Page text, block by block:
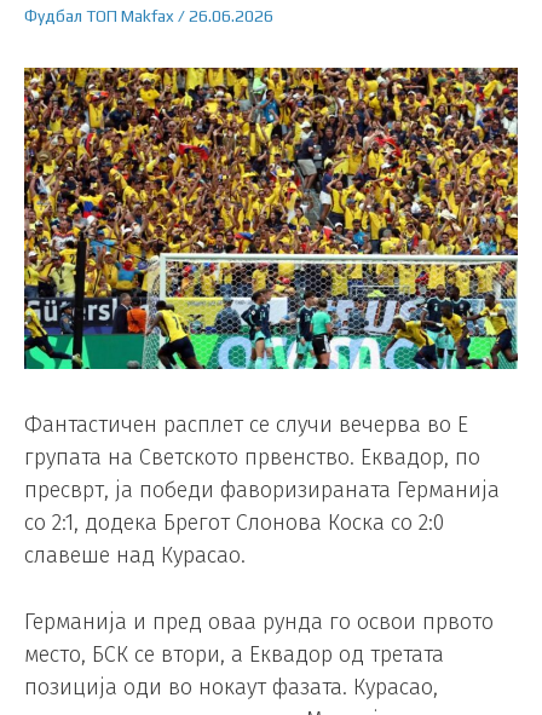
Фудбал ТОП Makfax/26.06.2026
Фантастичен расплет се случи вечерва во Е
групата на Светското првенство. Еквадор, по
пресврт, ја победи фаворизираната Германија
со 2:1, додека Брегот Слонова Коска со 2:0
славеше над Курасао.
Германија и пред оваа рунда го освои првото
место, БСК се втори, а Еквадор од третата
позиција оди во нокаут фазата. Курасао,